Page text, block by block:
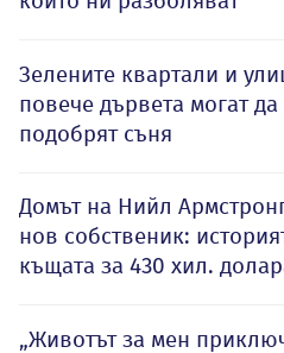
Зелените квартали и
повече дървета могат да
подобрят съня
Домът на Нийл
нов собственик:
къщата за 430 хил.
„Животът за мен